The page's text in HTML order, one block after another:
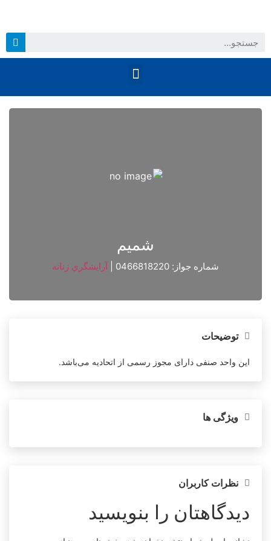
شميم
شماره جواز: 0466818220 آرايشگري زنانه
توضیحات
این واحد صنفی دارای مجوز رسمی از اتحادیه می‌باشد.
ویژگی ها
نظرات کاربران
دیدگاهتان را بنویسید